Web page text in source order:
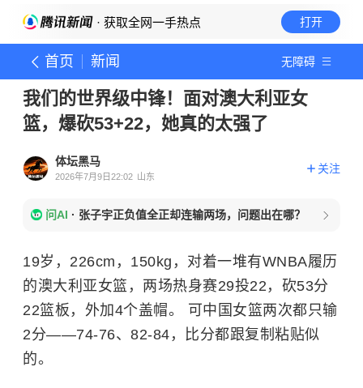
· 获取全网一手热点 打开
首页 新闻 无障碍
我们的世界级中锋！面对澳大利亚女
篮，爆砍53+22，她真的太强了
体坛黑马
2026年7月9日22:02 山东
关注
问AI · 张子宇正负值全正却连输两场，问题出在哪？
19岁，226cm，150kg，对着一堆有WNBA履历
的澳大利亚女篮，两场热身赛29投22，砍53分
22篮板，外加4个盖帽。 可中国女篮两次都只输
2分——74-76、82-84，比分都跟复制粘贴似
的。